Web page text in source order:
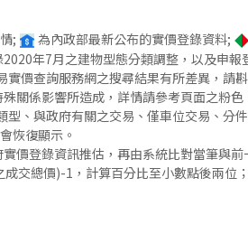
; 為內政部最新公布的實價登錄資料;
年7月之建物型態分類調整，以及申
價查詢服務網之搜尋結果有所差異，請斟
關係影響所造成，詳情請參考頁面之粉
型、與政府有關之交易、僅車位交易、分
恢復顯示。
價登錄資訊推估，再由系統比對當筆與
交總價)-1，計算百分比至小數點後兩位